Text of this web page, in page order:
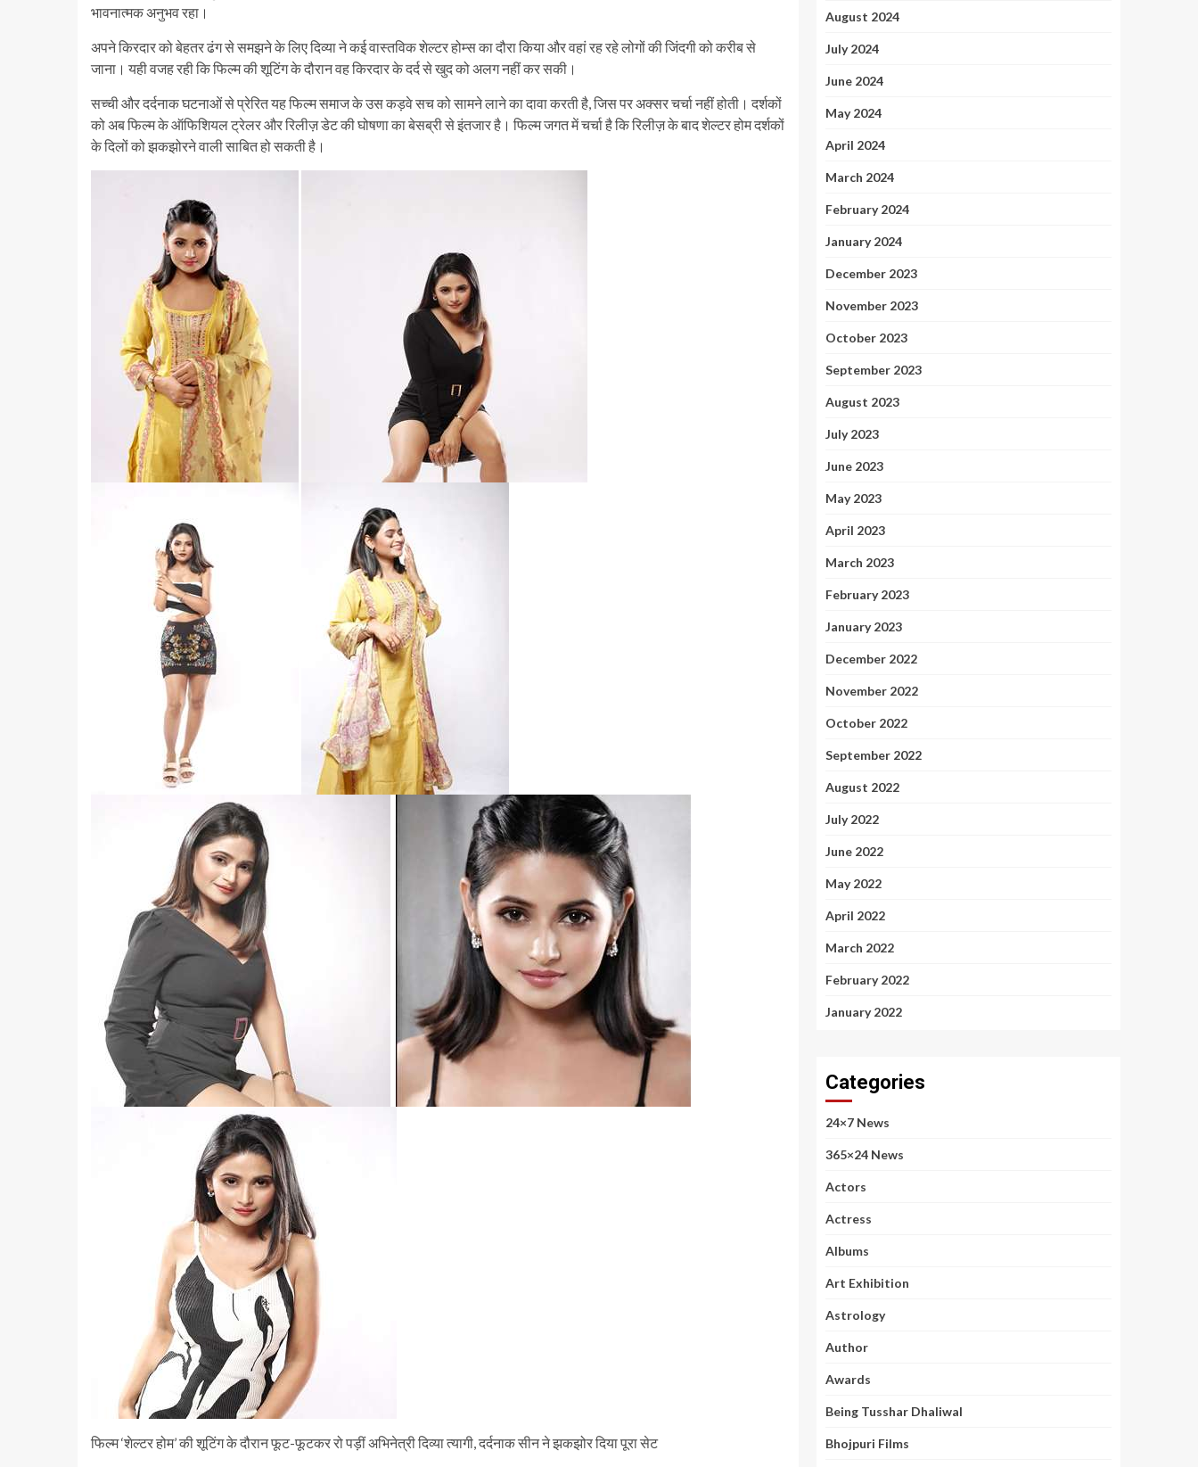
भावनात्मक अनुभव रहा।
अपने किरदार को बेहतर ढंग से समझने के लिए दिव्या ने कई वास्तविक शेल्टर होम्स का दौरा किया और वहां रह रहे लोगों की जिंदगी को करीब से
जाना। यही वजह रही कि फिल्म की शूटिंग के दौरान वह किरदार के दर्द से खुद को अलग नहीं कर सकी।
सच्ची और दर्दनाक घटनाओं से प्रेरित यह फिल्म समाज के उस कड़वे सच को सामने लाने का दावा करती है, जिस पर अक्सर चर्चा नहीं होती। दर्शकों
को अब फिल्म के ऑफिशियल ट्रेलर और रिलीज़ डेट की घोषणा का बेसब्री से इंतजार है। फिल्म जगत में चर्चा है कि रिलीज़ के बाद शेल्टर होम दर्शकों
के दिलों को झकझोरने वाली साबित हो सकती है।
फिल्म ‘शेल्टर होम’ की शूटिंग के दौरान फूट-फूटकर रो पड़ीं अभिनेत्री दिव्या त्यागी, दर्दनाक सीन ने झकझोर दिया पूरा सेट
August 2024
July 2024
June 2024
May 2024
April 2024
March 2024
February 2024
January 2024
December 2023
November 2023
October 2023
September 2023
August 2023
July 2023
June 2023
May 2023
April 2023
March 2023
February 2023
January 2023
December 2022
November 2022
October 2022
September 2022
August 2022
July 2022
June 2022
May 2022
April 2022
March 2022
February 2022
January 2022
Categories
24×7 News
365×24 News
Actors
Actress
Albums
Art Exhibition
Astrology
Author
Awards
Being Tusshar Dhaliwal
Bhojpuri Films